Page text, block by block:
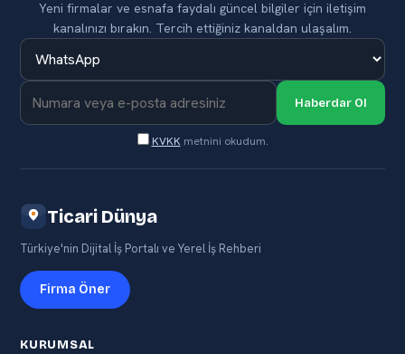
Yeni firmalar ve esnafa faydalı güncel bilgiler için iletişim
kanalınızı bırakın. Tercih ettiğiniz kanaldan ulaşalım.
Haberdar Ol
KVKK metnini okudum.
Ticari Dünya
Türkiye'nin Dijital İş Portalı ve Yerel İş Rehberi
Firma Öner
KURUMSAL